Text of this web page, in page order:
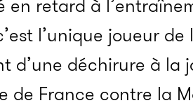
en retard à
l’unique joueur
d’une déchirure à
de France contre la